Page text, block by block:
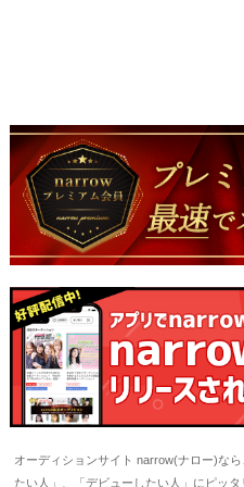
オーディションサイト narrow(ナロー)な
たい人」、「デビューしたい人」にピッタ